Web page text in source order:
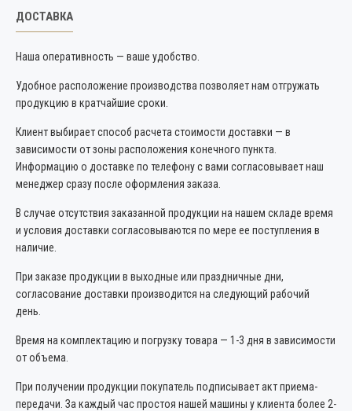
ДОСТАВКА
Наша оперативность — ваше удобство.
Удобное расположение производства позволяет нам отгружать
продукцию в кратчайшие сроки.
Клиент выбирает способ расчета стоимости доставки — в
зависимости от зоны расположения конечного пункта.
Информацию о доставке по телефону с вами согласовывает наш
менеджер сразу после оформления заказа.
В случае отсутствия заказанной продукции на нашем складе время
и условия доставки согласовываются по мере ее поступления в
наличие.
При заказе продукции в выходные или праздничные дни,
согласование доставки производится на следующий рабочий
день.
Время на комплектацию и погрузку товара — 1-3 дня в зависимости
от объема.
При получении продукции покупатель подписывает акт приема-
передачи. За каждый час простоя нашей машины у клиента более 2-